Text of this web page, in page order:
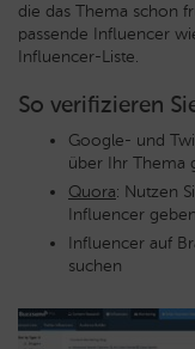
die das Thema schon
passende Influencer
Influencer-Liste.
So verifizieren
Google- und
über Ihr Thema
Quora: Nutzen
Influencer
Influencer auf
suchen